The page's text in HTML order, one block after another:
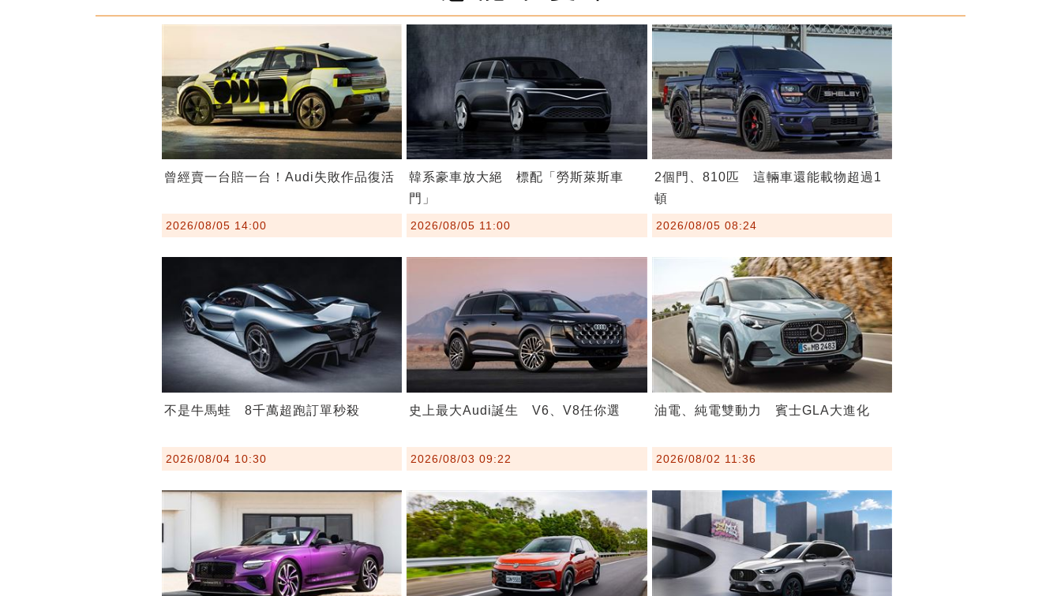
曾經賣一台賠一台！Audi失敗作品復活
2026/08/05 14:00
韓系豪車放大絕 標配「勞斯萊斯車
門」
2026/08/05 11:00
2個門、810匹 這輛車還能載物超過1
頓
2026/08/05 08:24
不是牛馬蛙 8千萬超跑訂單秒殺
2026/08/04 10:30
史上最大Audi誕生 V6、V8任你選
2026/08/03 09:22
油電、純電雙動力 賓士GLA大進化
2026/08/02 11:36